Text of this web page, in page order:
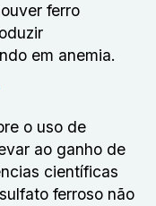
ferro
em anemia.
o uso de
ao ganho de
científicas
ferroso não